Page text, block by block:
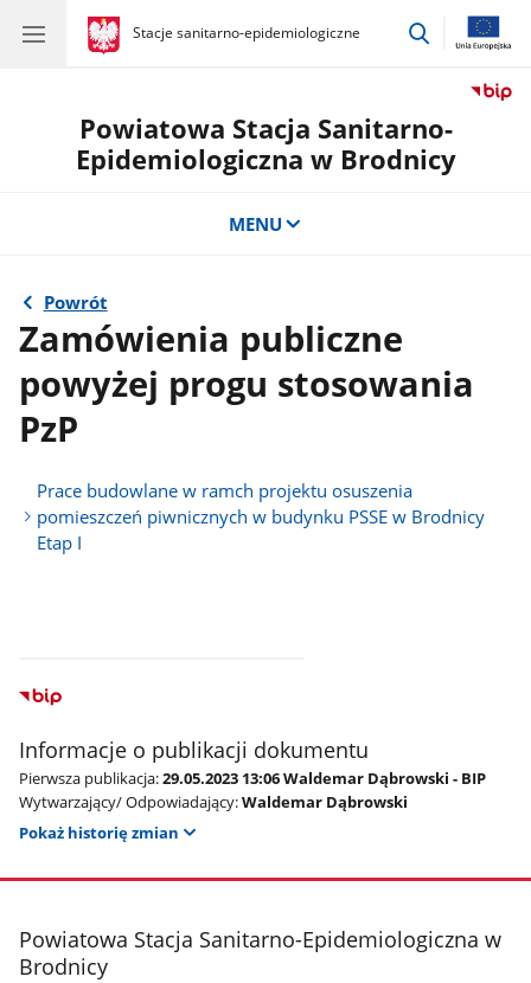
gov.pl
Stacje sanitarno-epidemiologiczne
gov.pl
Stacje
przejdź
Powiatowa Stacja Sanitarno-
Epidemiologiczna w Brodnicy
MENU
Powrót
Zamówienia publiczne
powyżej progu stosowania
PzP
Prace budowlane w ramch projektu osuszenia
pomieszczeń piwnicznych w budynku PSSE w Brodnicy
Etap I
Informacje o publikacji dokumentu
Pierwsza publikacja:29.05.2023 13:06 Waldemar Dąbrowski - BIP
Wytwarzający/ Odpowiadający:Waldemar Dąbrowski
Pokaż historię zmian
stopka
Powiatowa Stacja Sanitarno-Epidemiologiczna w
Brodnicy